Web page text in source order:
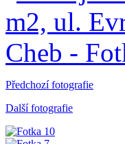
Předchozí fotografie
Další fotografie